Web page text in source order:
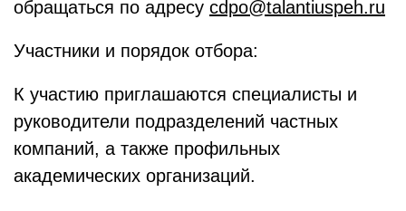
обращаться по адресу cdpo@talantiuspeh.ru
Участники и порядок отбора:
К участию приглашаются специалисты и
руководители подразделений частных
компаний, а также профильных
академических организаций.